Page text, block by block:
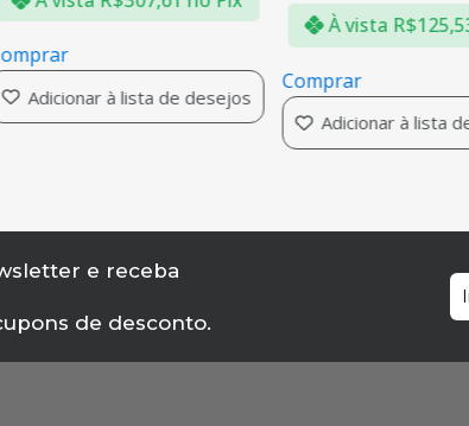
Adicionar à lista de desejos
À vista R$
Comprar
Adicionar à lista
e receba
de desconto.